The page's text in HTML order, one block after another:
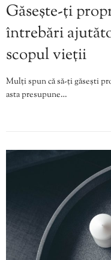
Găsește-ți
întrebări
scopul vieții
Mulți spun că să-ți găsești
asta presupune…